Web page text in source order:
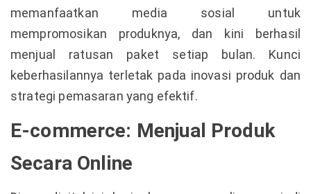
memanfaatkan media sosial untuk
mempromosikan produknya, dan kini berhasil
menjual ratusan paket setiap bulan. Kunci
keberhasilannya terletak pada inovasi produk dan
strategi pemasaran yang efektif.
E-commerce: Menjual Produk
Secara Online